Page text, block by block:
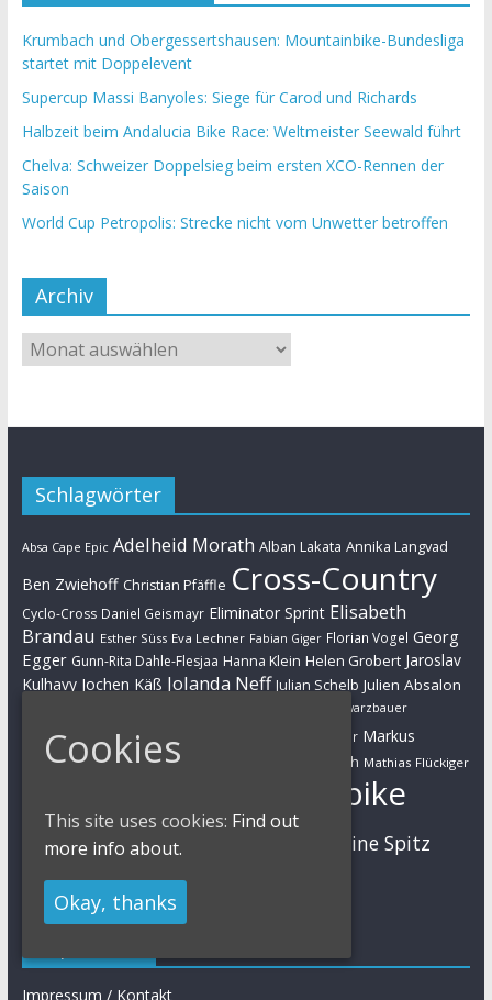
Krumbach und Obergessertshausen: Mountainbike-Bundesliga
startet mit Doppelevent
Supercup Massi Banyoles: Siege für Carod und Richards
Halbzeit beim Andalucia Bike Race: Weltmeister Seewald führt
Chelva: Schweizer Doppelsieg beim ersten XCO-Rennen der
Saison
World Cup Petropolis: Strecke nicht vom Unwetter betroffen
Archiv
Schlagwörter
Absa Cape Epic Adelheid Morath Alban Lakata Annika Langvad
Ben Zwiehoff Christian Pfäffle Cross-Country
Cyclo-Cross Daniel Geismayr Eliminator Sprint Elisabeth
Brandau Esther Süss Eva Lechner Fabian Giger Florian Vogel Georg
Egger Gunn-Rita Dahle-Flesjaa Hanna Klein Helen Grobert Jaroslav
Kulhavy Jochen Käß Jolanda Neff Julian Schelb Julien Absalon
Luca Schwarzbauer
Manuel Fumic Markus Bauer Markus
Kaufmann Markus Schulte-Lünzum Martin Gluth Mathias Flückiger
Mountainbike
MTB Nadine Rieder Sabine Spitz
Impressum / Kontakt
Cookies
This site uses cookies: Find out
more info about.
Okay, thanks